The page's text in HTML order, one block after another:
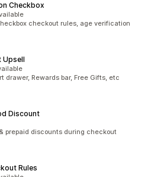
Checkbox
checkout rules, age verification
Upsell
drawer, Rewards bar, Free Gifts, etc
Discount
prepaid discounts during checkout
Rules